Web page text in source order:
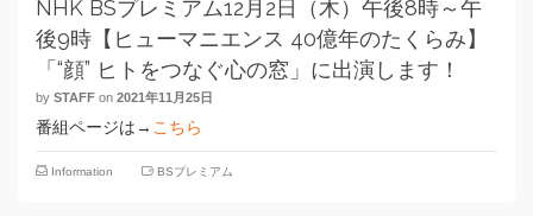
NHK BSプレミアム12月2日（木）午後8時～午
後9時【ヒューマニエンス 40億年のたくらみ】
「“顔” ヒトをつなぐ心の窓」に出演します！
by STAFF on 2021年11月25日
番組ページは→ こちら
Information BSプレミアム